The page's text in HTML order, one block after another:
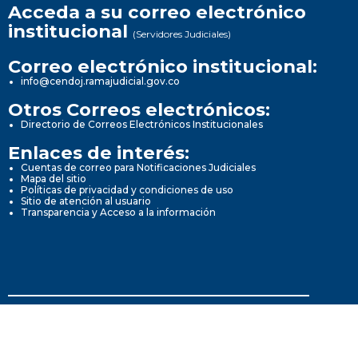
Acceda a su correo electrónico
institucional (Servidores Judiciales)
Correo electrónico institucional:
info@cendoj.ramajudicial.gov.co
Otros Correos electrónicos:
Directorio de Correos Electrónicos Institucionales
Enlaces de interés:
Cuentas de correo para Notificaciones Judiciales
Mapa del sitio
Políticas de privacidad y condiciones de uso
Sitio de atención al usuario
Transparencia y Acceso a la información